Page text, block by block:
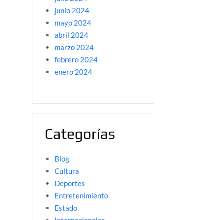
junio 2024
mayo 2024
abril 2024
marzo 2024
febrero 2024
enero 2024
Categorías
Blog
Cultura
Deportes
Entretenimiento
Estado